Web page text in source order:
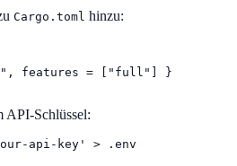
Cargo.toml hinzu:
features = ["full"] }
API-Schlüssel:
api-key' > .env